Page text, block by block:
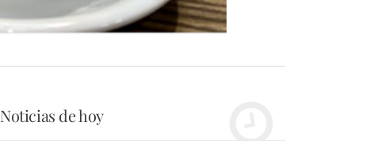
Noticias de hoy